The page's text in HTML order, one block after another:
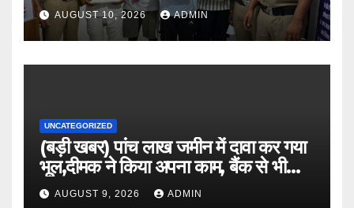
AUGUST 10, 2026 ADMIN
UNCATEGORIZED
(बड़ी खबर) पांच लाख जमीन में दावा कर गया
भूल,दीमक ने किया अपना काम, बैंक से भी
लौटा हताश ।।
AUGUST 9, 2026 ADMIN